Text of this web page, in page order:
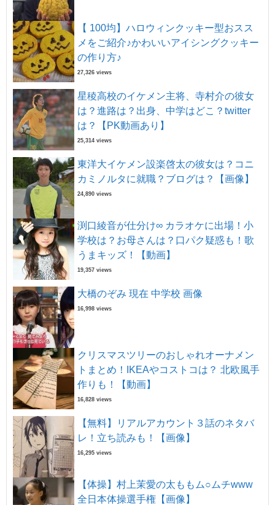
【 100均】ハロウィンクッキー型おスス
メをご紹介♪かわいいアイシングクッキー
の作り方♪
27,326 views
星稜高校のイケメン主将、寺村介の彼女
は？進路は？出身、中学はどこ？twitter
は？【PK動画あり】
25,314 views
東洋大イケメン設楽啓太の彼女は？コニ
カミノルタに就職？ブログは？【画像】
24,890 views
渕口綾音が仕分け∞ カラオケに出場！小
学校は？お母さんは？口パク疑惑も！歌
うまキッズ！【動画】
19,357 views
大橋のぞみ 現在 中学校 画像
16,998 views
クリスマスツリーのおしゃれオーナメン
トまとめ！IKEAやコストコは？ 北欧風手
作りも！【動画】
16,828 views
【無料】リアルアカウント３話のネタバ
レ！立ち読みも！【画像】
16,295 views
【体操】村上茉愛の太ももム○ムチwww
全日本体操選手権【画像】